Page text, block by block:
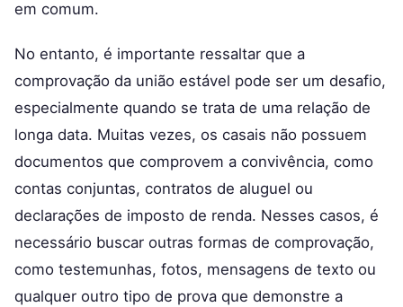
em comum.
No entanto, é importante ressaltar que a
comprovação da união estável pode ser um desafio,
especialmente quando se trata de uma relação de
longa data. Muitas vezes, os casais não possuem
documentos que comprovem a convivência, como
contas conjuntas, contratos de aluguel ou
declarações de imposto de renda. Nesses casos, é
necessário buscar outras formas de comprovação,
como testemunhas, fotos, mensagens de texto ou
qualquer outro tipo de prova que demonstre a